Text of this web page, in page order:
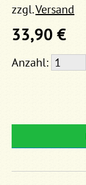
zzgl.Versand
33,90 €
Anzahl: